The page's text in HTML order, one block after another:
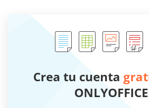
Crea tu cuenta
ONLYOFFICE